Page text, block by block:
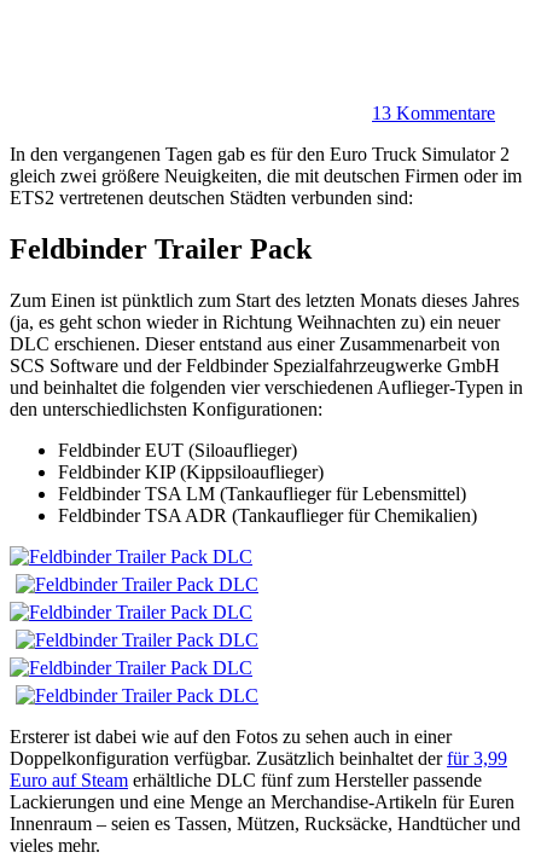
13 Kommentare
In den vergangenen Tagen gab es für den Euro Truck Simulator 2
gleich zwei größere Neuigkeiten, die mit deutschen Firmen oder im
ETS2 vertretenen deutschen Städten verbunden sind:
Feldbinder Trailer Pack
Zum Einen ist pünktlich zum Start des letzten Monats dieses Jahres
(ja, es geht schon wieder in Richtung Weihnachten zu) ein neuer
DLC erschienen. Dieser entstand aus einer Zusammenarbeit von
SCS Software und der Feldbinder Spezialfahrzeugwerke GmbH
und beinhaltet die folgenden vier verschiedenen Auflieger-Typen in
den unterschiedlichsten Konfigurationen:
Feldbinder EUT (Siloauflieger)
Feldbinder KIP (Kippsiloauflieger)
Feldbinder TSA LM (Tankauflieger für Lebensmittel)
Feldbinder TSA ADR (Tankauflieger für Chemikalien)
Ersterer ist dabei wie auf den Fotos zu sehen auch in einer
Doppelkonfiguration verfügbar. Zusätzlich beinhaltet derfür 3,99
Euro auf Steam erhältliche DLC fünf zum Hersteller passende
Lackierungen und eine Menge an Merchandise-Artikeln für Euren
Innenraum – seien es Tassen, Mützen, Rucksäcke, Handtücher und
vieles mehr.